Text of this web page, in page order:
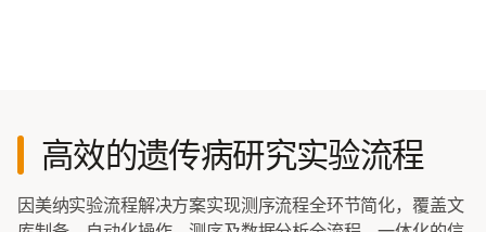
高效的遗传病研究实验流程
因美纳实验流程解决方案实现测序流程全环节简化，覆盖文